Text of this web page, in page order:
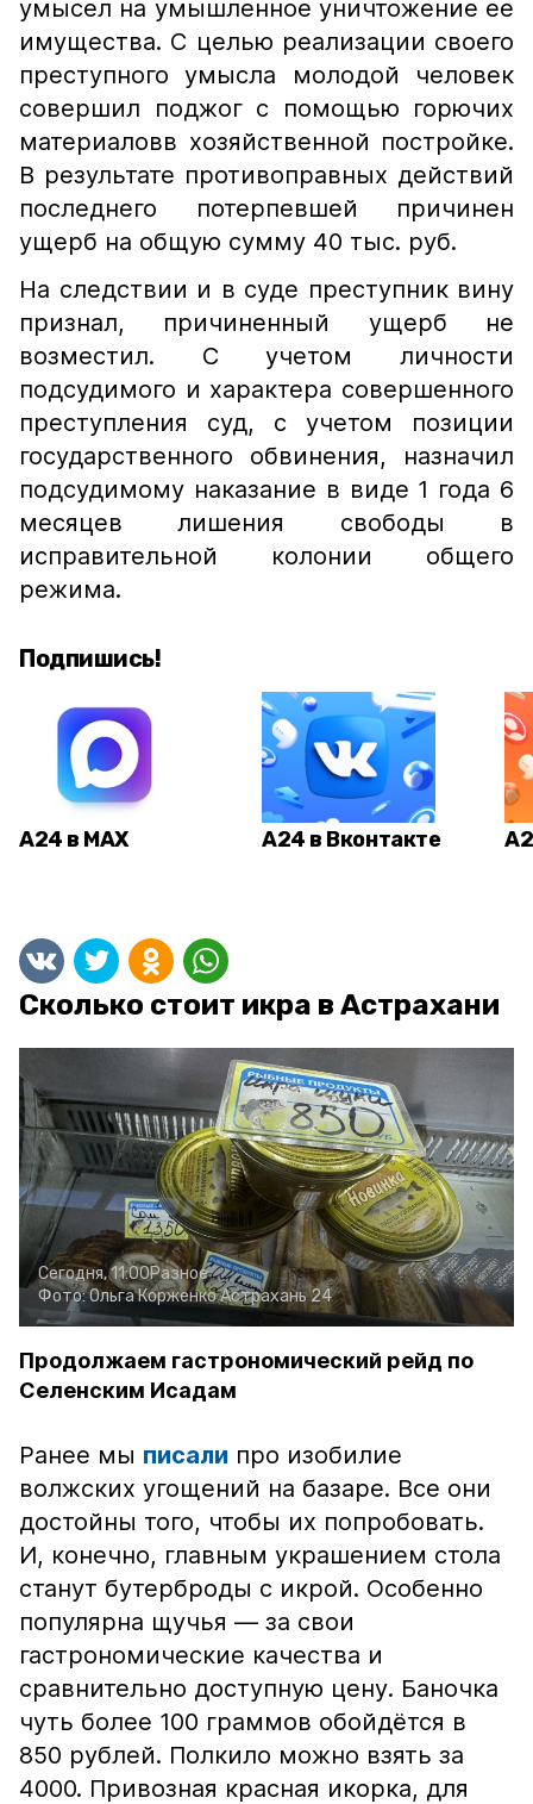
умысел на умышленное уничтожение ее
имущества. С целью реализации своего
преступного умысла молодой человек
совершил поджог с помощью горючих
материаловв хозяйственной постройке.
В результате противоправных действий
последнего потерпевшей причинен
ущерб на общую сумму 40 тыс. руб.
На следствии и в суде преступник вину
признал, причиненный ущерб не
возместил. С учетом личности
подсудимого и характера совершенного
преступления суд, с учетом позиции
государственного обвинения, назначил
подсудимому наказание в виде 1 года 6
месяцев лишения свободы в
исправительной колонии общего
режима.
Подпишись!
А24 в MAX А24 в Вконтакте
Сколько стоит икра в Астрахани
Сегодня, 11:00Разное
Фото:Ольга КорженкоАстрахань 24
Продолжаем гастрономический рейд по
Селенским Исадам
Ранее мы писали про изобилие
волжских угощений на базаре. Все они
достойны того, чтобы их попробовать.
И, конечно, главным украшением стола
станут бутерброды с икрой. Особенно
популярна щучья — за свои
гастрономические качества и
сравнительно доступную цену. Баночка
чуть более 100 граммов обойдётся в
850 рублей. Полкило можно взять за
4000. Привозная красная икорка, для